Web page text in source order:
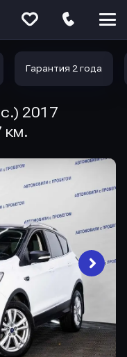
Гарантия 2 года
2017
км.